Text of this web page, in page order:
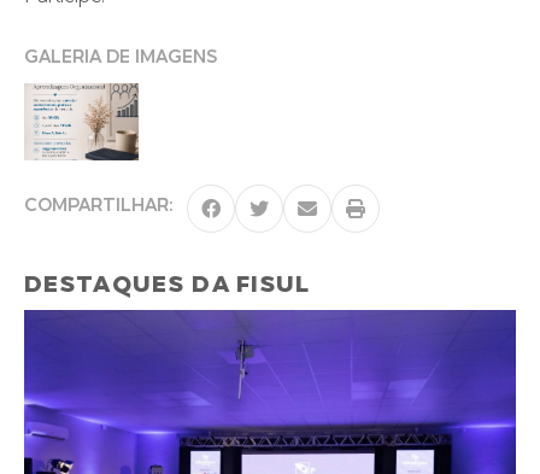
GALERIA DE IMAGENS
COMPARTILHAR:
DESTAQUES DA FISUL